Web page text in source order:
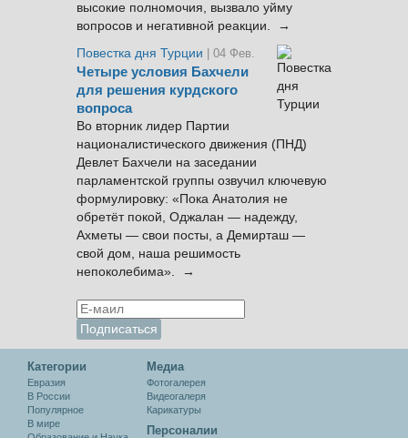
высокие полномочия, вызвало уйму
вопросов и негативной реакции. →
Повестка дня Турции
| 04 Фев.
Четыре условия Бахчели
для решения курдского
вопроса
Во вторник лидер Партии
националистического движения (ПНД)
Девлет Бахчели на заседании
парламентской группы озвучил ключевую
формулировку: «Пока Анатолия не
обретёт покой, Оджалан — надежду,
Ахметы — свои посты, а Демирташ —
свой дом, наша решимость
непоколебима». →
Категории
Евразия
В России
Популярное
В мире
Медиа
Фотогалерея
Видеогалеря
Карикатуры
Персоналии